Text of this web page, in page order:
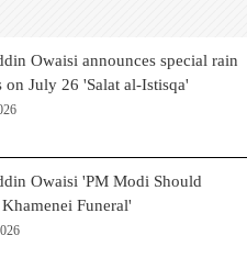
Owaisi announces special rain
on July 26 'Salat al-Istisqa'
Owaisi 'PM Modi Should
Funeral'